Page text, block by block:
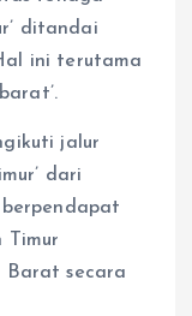
ditandai
ini terutama
jalur
dari
Timur
Barat secara